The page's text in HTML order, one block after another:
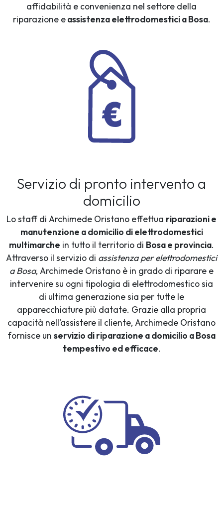
affidabilità e convenienza nel settore della
riparazione eassistenza elettrodomestici a Bosa.
Servizio di pronto intervento a
domicilio
Lo staff di Archimede Oristano effettua riparazioni e
manutenzione a domicilio di elettrodomestici
multimarche in tutto il territorio di Bosa e provincia.
Attraverso il servizio di assistenza per elettrodomestici
a Bosa, Archimede Oristano è in grado di riparare e
intervenire su ogni tipologia di elettrodomestico sia
di ultima generazione sia per tutte le
apparecchiature più datate. Grazie alla propria
capacità nell’assistere il cliente, Archimede Oristano
fornisce un servizio di riparazione a domicilio a Bosa
tempestivo ed efficace.